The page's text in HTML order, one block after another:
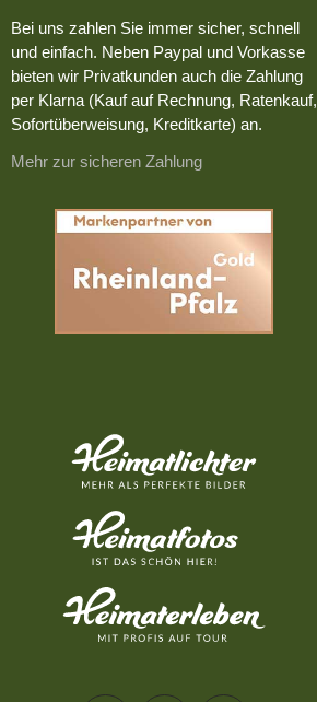
Bei uns zahlen Sie immer sicher, schnell
und einfach. Neben Paypal und Vorkasse
bieten wir Privatkunden auch die Zahlung
per Klarna (Kauf auf Rechnung, Ratenkauf,
Sofortüberweisung, Kreditkarte) an.
Mehr zur sicheren Zahlung